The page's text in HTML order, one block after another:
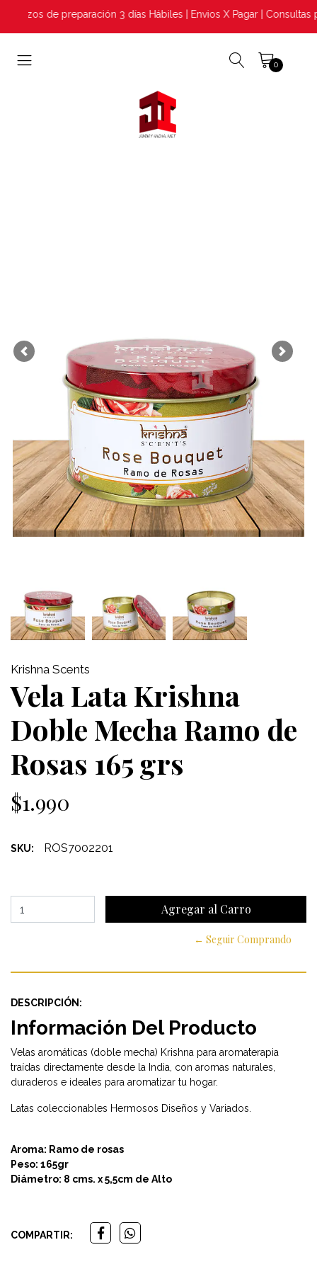
de preparación 3 días Hábiles | Envios X Pagar | Consultas
0
Previous Next
Krishna Scents
Vela Lata Krishna
Doble Mecha Ramo de
Rosas 165 grs
$1.990
SKU: ROS7002201
← Seguir Comprando
DESCRIPCIÓN:
Información Del Producto
Velas aromáticas (doble mecha) Krishna para aromaterapia
traídas directamente desde la India, con aromas naturales,
duraderos e ideales para aromatizar tu hogar.
Latas coleccionables Hermosos Diseños y Variados.
Aroma: Ramo de rosas
Peso: 165gr
Diámetro: 8 cms. x 5,5cm de Alto
COMPARTIR: